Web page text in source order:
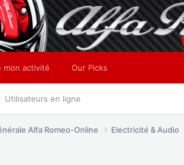
Utilisateurs en ligne
mon activité Our Picks
Alfa Romeo-Online Electricité & Audio